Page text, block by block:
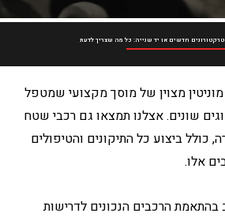
חדשים או יד שנייה: כל מה שצריך לדעת
מצוין של מוסך מקצועי שמטפל
שונים. אצלנו תמצאו גם רכבי שטח
כולל ביצוע כל התיקונים והטיפולים
אלו.
בהתאמת הרכבים הנכונים לדרישות